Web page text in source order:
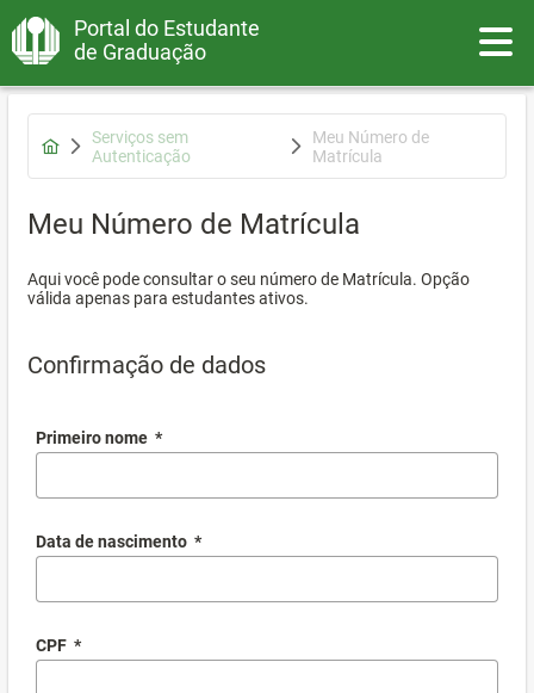
Portal do Estudante
de Graduação
Serviços sem
Autenticação
Meu Número de
Matrícula
Meu Número de Matrícula
Aqui você pode consultar o seu número de Matrícula. Opção
válida apenas para estudantes ativos.
Confirmação de dados
Primeiro nome *
Data de nascimento *
CPF *